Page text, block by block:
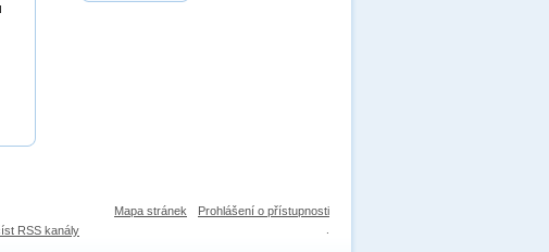
Mapa stránek Prohlášení o přístupnosti
RSS kanály